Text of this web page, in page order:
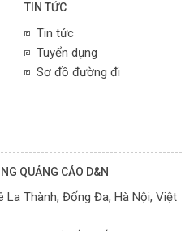
TIN TỨC
Tin tức
Tuyển dụng
Sơ đồ đường đi
QUẢNG CÁO D&N
La Thành, Đống Đa, Hà Nội, Việt